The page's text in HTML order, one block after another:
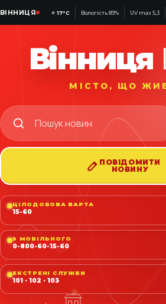
ВІННИЦЯ ☀17°C Вологість 89% UV max 5,3
Вінниця
МІСТО, ЩО
ПОВІДОМИТИ
НОВИНУ
ЦІЛОДОБОВА ВАРТА
15-60
З МОБІЛЬНОГО
0-800-60-15-60
ЕКСТРЕНІ СЛУЖБИ
101 · 102 · 103